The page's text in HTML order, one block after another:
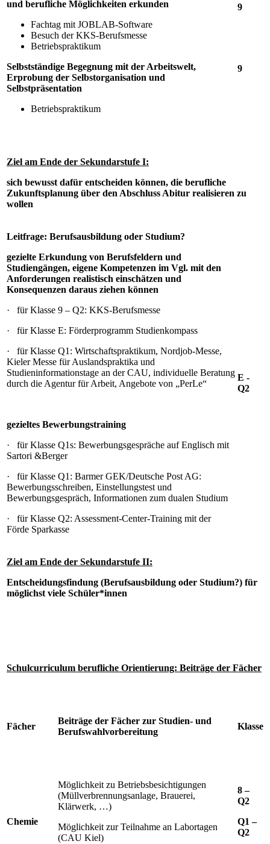
und berufliche Möglichkeiten erkunden
Fachtag mit JOBLAB-Software
Besuch der KKS-Berufsmesse
Betriebspraktikum
Selbstständige Begegnung mit der Arbeitswelt,
Erprobung der Selbstorganisation und
Selbstpräsentation
Betriebspraktikum
9
9
Ziel am Ende der Sekundarstufe I:
sich bewusst dafür entscheiden können, die berufliche
Zukunftsplanung über den Abschluss Abitur realisieren zu
wollen
Leitfrage: Berufsausbildung oder Studium?
gezielte Erkundung von Berufsfeldern und
Studiengängen, eigene Kompetenzen im Vgl. mit den
Anforderungen realistisch einschätzen und
Konsequenzen daraus ziehen können
· für Klasse 9 – Q2: KKS-Berufsmesse
· für Klasse E: Förderprogramm Studienkompass
· für Klasse Q1: Wirtschaftspraktikum, Nordjob-Messe,
Kieler Messe für Auslandspraktika und
Studieninformationstage an der CAU, individuelle Beratung
durch die Agentur für Arbeit, Angebote von „PerLe“
gezieltes Bewerbungstraining
· für Klasse Q1s: Bewerbungsgespräche auf Englisch mit
Sartori &Berger
· für Klasse Q1: Barmer GEK/Deutsche Post AG:
Bewerbungsschreiben, Einstellungstest und
Bewerbungsgespräch, Informationen zum dualen Studium
· für Klasse Q2: Assessment-Center-Training mit der
Förde Sparkasse
E -
Q2
Ziel am Ende der Sekundarstufe II:
Entscheidungsfindung (Berufsausbildung oder Studium?) für
möglichst viele Schüler*innen
Schulcurriculum berufliche Orientierung: Beiträge der Fächer
Fächer
Beiträge der Fächer zur Studien- und
Berufswahlvorbereitung
Klasse
Chemie
Möglichkeit zu Betriebsbesichtigungen
(Müllverbrennungsanlage, Brauerei,
Klärwerk, …)
Möglichkeit zur Teilnahme an Labortagen
(CAU Kiel)
8 –
Q2
Q1 –
Q2